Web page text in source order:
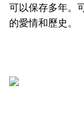
可以保存多年。
的愛情和歷史。